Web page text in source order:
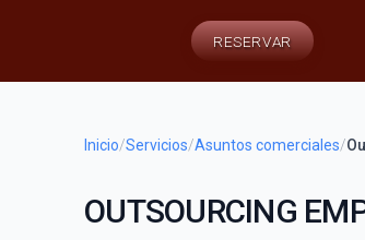
RESERVAR
Inicio/Servicios/Asuntos comerciales/
OUTSOURCING